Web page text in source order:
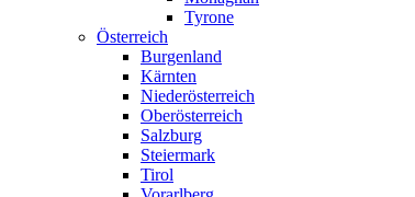
Tyrone
Österreich
Burgenland
Kärnten
Niederösterreich
Oberösterreich
Salzburg
Steiermark
Tirol